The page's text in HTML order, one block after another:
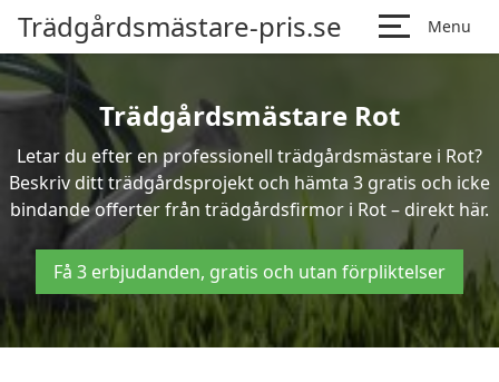
Trädgårdsmästare-pris.se Menu
Trädgårdsmästare Rot
Letar du efter en professionell trädgårdsmästare i Rot?
Beskriv ditt trädgårdsprojekt och hämta 3 gratis och icke
bindande offerter från trädgårdsfirmor i Rot – direkt här.
Få 3 erbjudanden, gratis och utan förpliktelser